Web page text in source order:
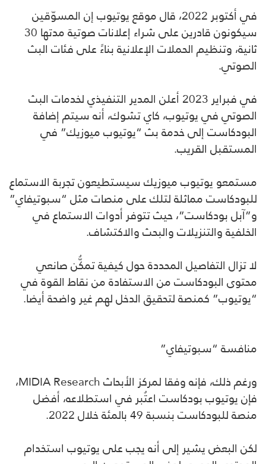
في أكتوبر 2022، قال موقع يوتيوب إن المسوّقين
سيكونون قادرين على شراء إعلانات صوتية مدتها 30
ثانية، وتنظيم الحملات الإعلانية بناءً على فئات البث
الصوتي.
في فبراير 2023 أعلن المدير التنفيذي لخدمات البث
الصوتي في يوتيوب، كاي تشوك، أنه سيتم إضافة
البودكاست إلى خدمة بث “يوتيوب ميوزيك” في
المستقبل القريب.
مستمعو يوتيوب ميوزيك سيستطيعون تجربة الاستماع
للبودكاست مماثلة لتلك على منصات مثل “سبوتيفاي”
و”آبل بودكاست”، حيث تتوفر أدوات الاستماع في
الخلفية والتنزيلات والبحث والاكتشاف.
لا تزال التفاصيل المحددة حول كيفية تمكُّن صانعي
محتوى البودكاست من الاستفادة من نقاط القوة في
“يوتيوب” كمنصة لتحقيق الدخل لهم غير واضحة أيضا.
منافسة “سبوتيفاي”
ورغم ذلك، فإنه وفقا لمركز الأبحاث MIDIA Research،
فإن يوتيوب بودكاست اعتُبر في استطلاعه، أفضل
منصة للبودكاست بنسبة 49 بالمئة خلال 2022.
لكن البعض يشير إلى أنه يجب على يوتيوب استخدام